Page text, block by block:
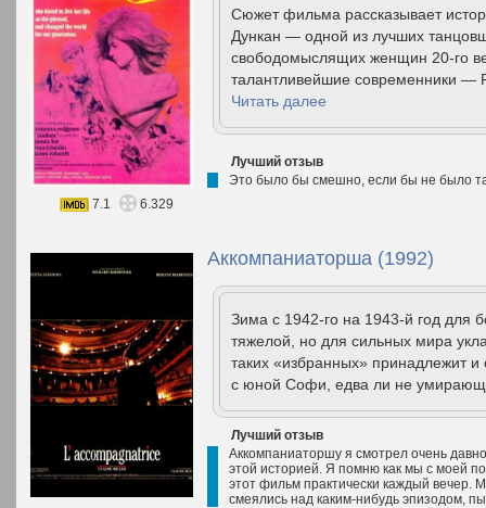
Сюжет фильма рассказывает
Дункан — одной из лучших
свободомыслящих женщин 20-го
талантливейшие современники —
Читать далее
Лучший отзыв
Это было бы смешно, если бы не было
7.1
6.329
Аккомпаниаторша (1992)
Зима с 1942-го на 1943-й год для
тяжелой, но для сильных мира
таких «избранных» принадлежит
с юной Софи, едва ли не
Лучший отзыв
Аккомпаниаторшу я смотрел очень
этой историей. Я помню как мы с моей
этот фильм практически каждый вечер.
смеялись над каким-нибудь эпизодом,